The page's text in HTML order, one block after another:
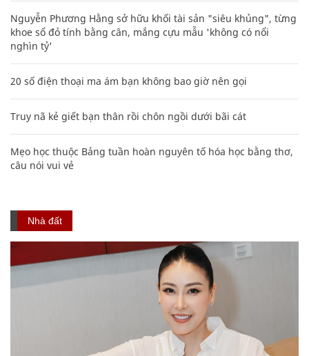
Nguyễn Phương Hằng sở hữu khối tài sản "siêu khủng", từng
khoe sổ đỏ tính bằng cân, mắng cựu mẫu 'không có nổi
nghìn tỷ'
20 số điện thoại ma ám bạn không bao giờ nên gọi
Truy nã kẻ giết bạn thân rồi chôn ngồi dưới bãi cát
Mẹo học thuộc Bảng tuần hoàn nguyên tố hóa học bằng thơ,
câu nói vui vẻ
Nhà đất